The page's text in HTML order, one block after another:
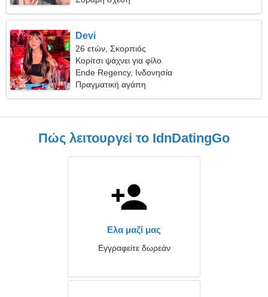
Devi
26 ετών, Σκορπιός
Κορίτσι ψάχνει για φίλο
Ende Regency, Ινδονησία
Πραγματική αγάπη
Πώς λειτουργεί το IdnDatingGo
Ελα μαζί μας
Εγγραφείτε δωρεάν